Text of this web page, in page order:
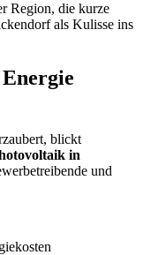
Region, die kurze
als Kulisse ins
blickt
in
und